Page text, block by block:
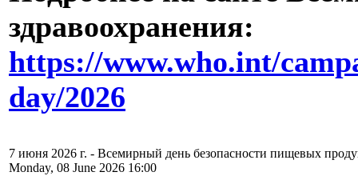
здравоохранения:
https://www.who.int/
day/2026
7 июня 2026 г. - Всемирный день безопасности пищевых
Monday, 08 June 2026 16:00